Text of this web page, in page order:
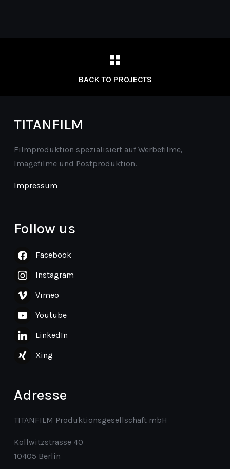
BACK TO PROJECTS
TITANFILM
Filmproduktion spezialisiert auf Werbefilme,
Imagefilme und Postproduktion.
Impressum
Follow us
Facebook
Instagram
Vimeo
Youtube
LinkedIn
Xing
Adresse
TITANFILM Produktionsgesellschaft mbH
Kollwitzstrasse 40
10405 Berlin